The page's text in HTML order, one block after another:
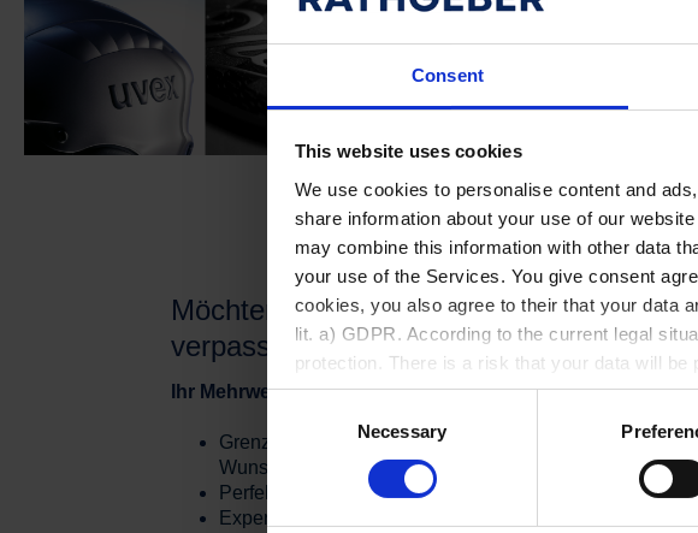
Consent
This website uses cookies
We use cookies to personalise content and
share information about your use of our
may combine this information with other data
your use of the Services. You give consent
cookies, you also agree to their that your data
lit. a) GDPR. According to the current legal
protection. There is a risk that your data will
currently no legal recourse against this
sending an email to info@rathgeber.eu.
C
n
s
e
Necessary
Möchten Sie Ihrem Produkt und Ihrer
verpassen?
Ihr Mehrwert durch unser Whitepaper:
Grenzenlose Gestaltungsmöglichkeiten: Entdecken Sie
Wunsch-Label.
Perfekt auf Sie zugeschnitten: Individuelle und
Experten an Ihrer Seite: Profitieren Sie von unserer